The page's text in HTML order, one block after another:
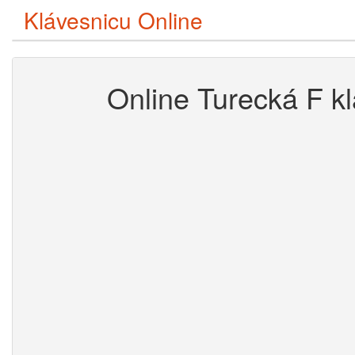
Klávesnicu Online
Online Turecká F